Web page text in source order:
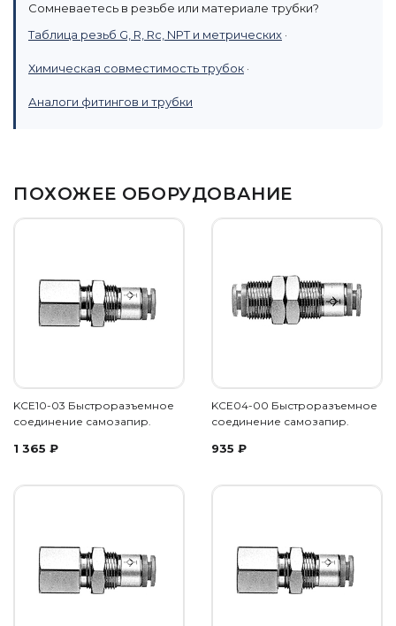
Сомневаетесь в резьбе или материале трубки?
Таблица резьб G, R, Rc, NPT и метрических ·
Химическая совместимость трубок ·
Аналоги фитингов и трубки
ПОХОЖЕЕ ОБОРУДОВАНИЕ
KCE10-03 Быстроразъемное
соединение самозапир.
1 365 ₽
KCE04-00 Быстроразъемное
соединение самозапир.
935 ₽